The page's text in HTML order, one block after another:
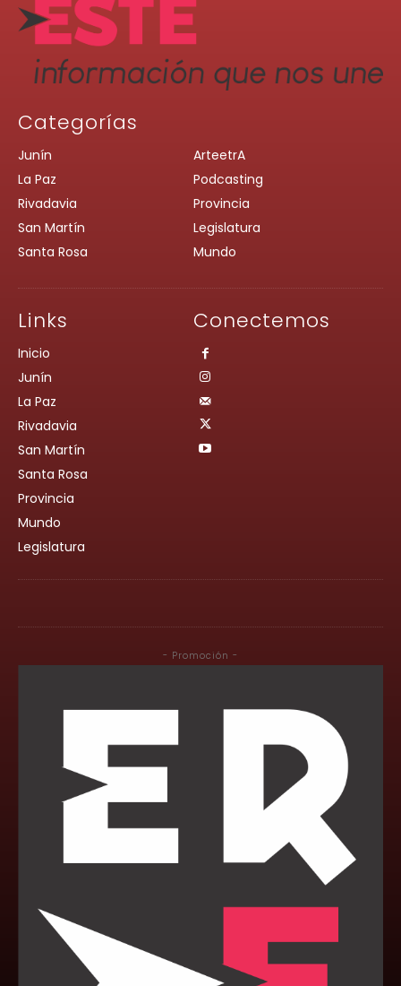
Categorías
Junín
La Paz
Rivadavia
San Martín
Santa Rosa
ArteetrA
Podcasting
Provincia
Legislatura
Mundo
Links
Inicio
Junín
La Paz
Rivadavia
San Martín
Santa Rosa
Provincia
Mundo
Legislatura
Conectemos
- Promoción -